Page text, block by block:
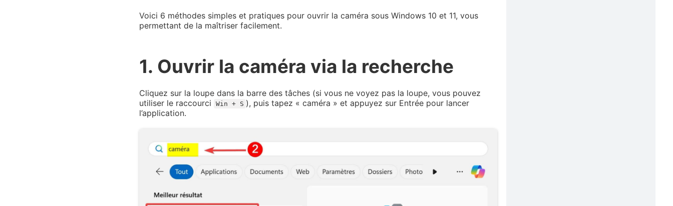
Voici 6 méthodes simples et pratiques pour ouvrir la caméra sous Windows 10 et 11, vous
permettant de la maîtriser facilement.
1. Ouvrir la caméra via la recherche
Cliquez sur la loupe dans la barre des tâches (si vous ne voyez pas la loupe, vous pouvez
utiliser le raccourci
Win + S ), puis tapez « caméra » et appuyez sur Entrée pour lancer
l’application.